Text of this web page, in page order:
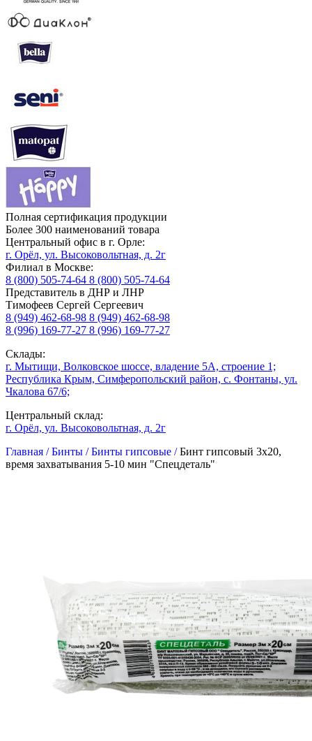
Полная сертификация продукции
Более 300 наименований товара
Центральный офис в г. Орле:
г. Орёл, ул. Высоковольтная, д. 2г
Филиал в Москве:
8 (800) 505-74-64 8 (800) 505-74-64
Представитель в ДНР и ЛНР
Тимофеев Сергей Сергеевич
8 (949) 462-68-98 8 (949) 462-68-98
8 (996) 169-77-27 8 (996) 169-77-27
Склады:
г. Мытищи, Волковское шоссе, владение 5А, строение 1;
Республика Крым, Симферопольский район, с. Фонтаны, ул.
Чкалова 67/6;
Центральный склад:
г. Орёл, ул. Высоковольтная, д. 2г
Главная /Бинты /Бинты гипсовые /Бинт гипсовый 3х20,
время захватывания 5-10 мин "Спецдеталь"